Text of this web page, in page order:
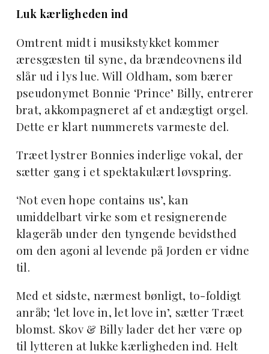
Luk kærligheden ind
Omtrent midt i musikstykket kommer
æresgæsten til syne, da brændeovnens ild
slår ud i lys lue. Will Oldham, som bærer
pseudonymet Bonnie ‘Prince’ Billy, entrerer
brat, akkompagneret af et andægtigt orgel.
Dette er klart nummerets varmeste del.
Træet lystrer Bonnies inderlige vokal, der
sætter gang i et spektakulært løvspring.
‘Not even hope contains us’, kan
umiddelbart virke som et resignerende
klageråb under den tyngende bevidsthed
om den agoni al levende på Jorden er vidne
til.
Med et sidste, nærmest bønligt, to-foldigt
anråb; ‘let love in, let love in’, sætter Træet
blomst. Skov & Billy lader det her være op
til lytteren at lukke kærligheden ind. Helt